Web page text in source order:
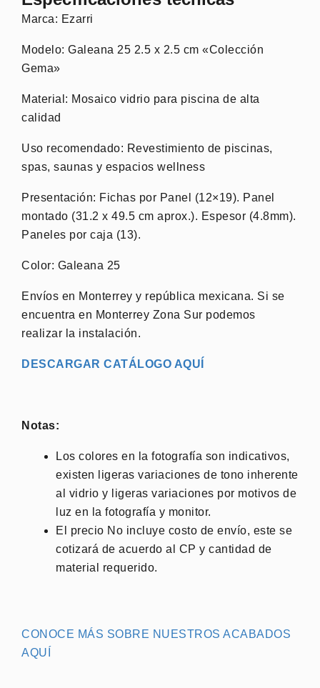
Marca: Ezarri
Modelo: Galeana 25 2.5 x 2.5 cm «Colección
Gema»
Material: Mosaico vidrio para piscina de alta
calidad
Uso recomendado: Revestimiento de piscinas,
spas, saunas y espacios wellness
Presentación: Fichas por Panel (12×19). Panel
montado (31.2 x 49.5 cm aprox.). Espesor (4.8mm).
Paneles por caja (13).
Color: Galeana 25
Envíos en Monterrey y república mexicana. Si se
encuentra en Monterrey Zona Sur podemos
realizar la instalación.
DESCARGAR CATÁLOGO AQUÍ
Notas:
Los colores en la fotografía son indicativos,
existen ligeras variaciones de tono inherente
al vidrio y ligeras variaciones por motivos de
luz en la fotografía y monitor.
El precio No incluye costo de envío, este se
cotizará de acuerdo al CP y cantidad de
material requerido.
CONOCE MÁS SOBRE NUESTROS ACABADOS
AQUÍ